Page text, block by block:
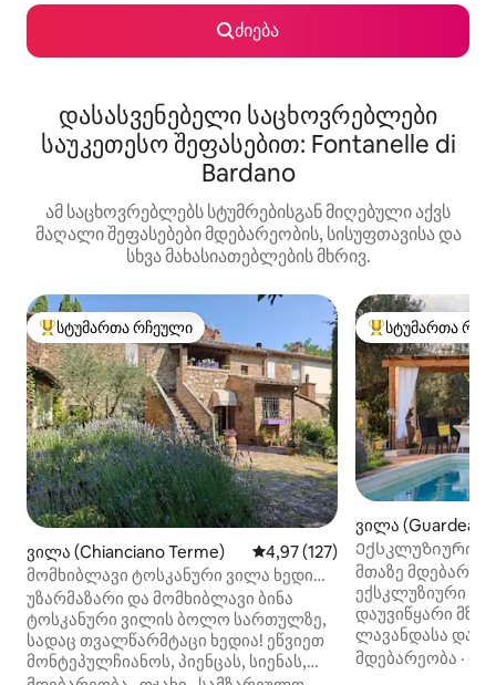
ძიება
დასასვენებელი საცხოვრებლები
საუკეთესო შეფასებით: Fontanelle di
Bardano
ამ საცხოვრებლებს სტუმრებისგან მიღებული აქვს
მაღალი შეფასებები მდებარეობის, სისუფთავისა და
სხვა მახასიათებლების მხრივ.
სტუმართა რჩეული მოწინავე ვარიანტი
სტუმართა რჩეული
ვილა (Chianciano Terme) საშუალო შეფასებაა 5‑დან
4,97 (127)
მომხიბლავი ტოსკანური ვილა ხედით
ოჯახისა და მეგობრებისთვის
უზარმაზარი და მომხიბლავი ბინა
ტოსკანური ვილის ბოლო სართულზე,
სადაც თვალწარმტაცი ხედია! ეწვიეთ
მონტეპულჩიანოს, პიენცას, სიენას,
სტუმართა
სტუმართა
ვილა (Guardea)
Ექსკლუზიური 10
Olive Grove!
მთაზე მდებარე
ექსკლუზიური
დაუვიწყარი
ლავანდასა და
წლის
მდებარეობა ·